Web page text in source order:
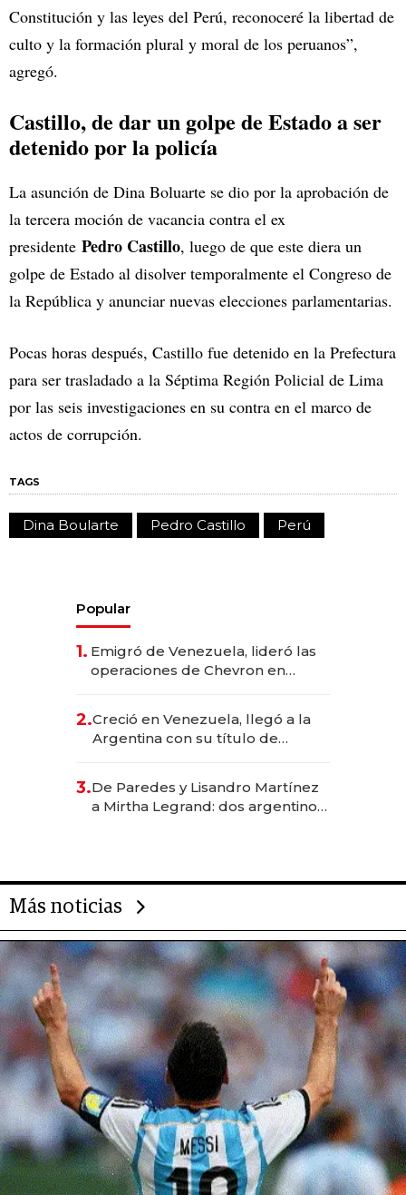
Constitución y las leyes del Perú, reconoceré la libertad de
culto y la formación plural y moral de los peruanos”,
agregó.
Castillo, de dar un golpe de Estado a ser
detenido por la policía
La asunción de Dina Boluarte se dio por la aprobación de
la tercera moción de vacancia contra el ex
presidente Pedro Castillo, luego de que este diera un
golpe de Estado al disolver temporalmente el Congreso de
la República y anunciar nuevas elecciones parlamentarias.
Pocas horas después, Castillo fue detenido en la Prefectura
para ser trasladado a la Séptima Región Policial de Lima
por las seis investigaciones en su contra en el marco de
actos de corrupción.
TAGS
Dina Boularte Pedro Castillo Perú
Popular
1. Emigró de Venezuela, lideró las
operaciones de Chevron en
2.Creció en Venezuela, llegó a la
Argentina con su título de
las marcas "fast premium"
3.De Paredes y Lisandro Martínez
a Mirtha Legrand: dos argentinos
Más noticias